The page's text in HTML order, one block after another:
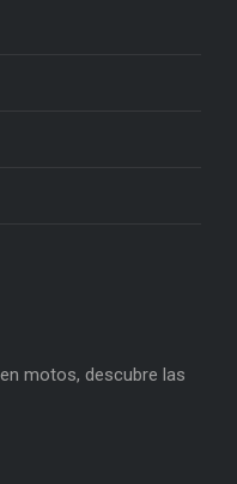
motos, descubre las